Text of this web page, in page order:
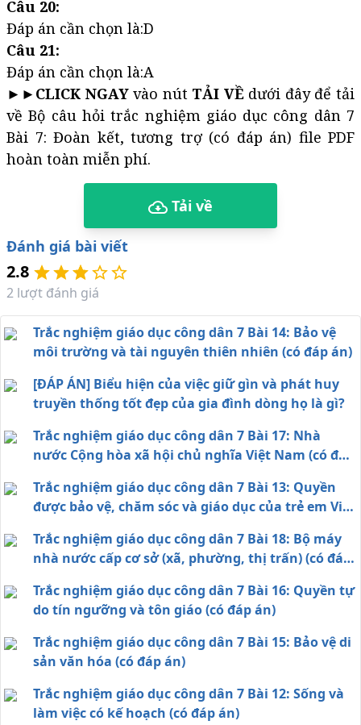
Câu 20:
Đáp án cần chọn là:D
Câu 21:
Đáp án cần chọn là:A
►► CLICK NGAYvào nút TẢI VỀdưới đây để tải
về Bộ câu hỏi trắc nghiệm giáo dục công dân 7
Bài 7: Đoàn kết, tương trợ (có đáp án) file PDF
hoàn toàn miễn phí.
Tải về
Đánh giá bài viết
2.8
2 lượt đánh giá
Trắc nghiệm giáo dục công dân 7 Bài 14: Bảo vệ
môi trường và tài nguyên thiên nhiên (có đáp án)
[ĐÁP ÁN] Biểu hiện của việc giữ gìn và phát huy
truyền thống tốt đẹp của gia đình dòng họ là gì?
Trắc nghiệm giáo dục công dân 7 Bài 17: Nhà
nước Cộng hòa xã hội chủ nghĩa Việt Nam (có đáp
Trắc nghiệm giáo dục công dân 7 Bài 13: Quyền
được bảo vệ, chăm sóc và giáo dục của trẻ em Việt
Trắc nghiệm giáo dục công dân 7 Bài 18: Bộ máy
nhà nước cấp cơ sở (xã, phường, thị trấn) (có đáp
Trắc nghiệm giáo dục công dân 7 Bài 16: Quyền tự
do tín ngưỡng và tôn giáo (có đáp án)
Trắc nghiệm giáo dục công dân 7 Bài 15: Bảo vệ di
sản văn hóa (có đáp án)
Trắc nghiệm giáo dục công dân 7 Bài 12: Sống và
làm việc có kế hoạch (có đáp án)